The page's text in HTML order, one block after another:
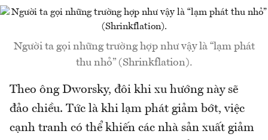
Người ta gọi những trường hợp như vậy là “lạm phát
thu nhỏ” (Shrinkflation).
Theo ông Dworsky, đôi khi xu hướng này sẽ
đảo chiều. Tức là khi lạm phát giảm bớt, việc
cạnh tranh có thể khiến các nhà sản xuất giảm